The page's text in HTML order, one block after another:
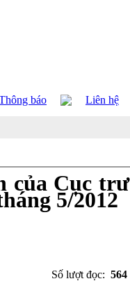
báo Liên hệ
của Cục
5/2012
Số lượt đọc: 564